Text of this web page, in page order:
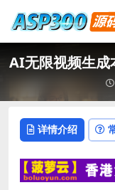
AI无限视频生成
详情介绍